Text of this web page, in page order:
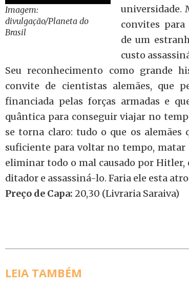
Imagem:
divulgação/Planeta do
Brasil
universidade.
convites para
de um
custo
Seu reconhecimento como grande
convite de cientistas alemães, que
financiada pelas forças armadas e
quântica para conseguir viajar no
se torna claro: tudo o que os alemães
suficiente para voltar no tempo,
eliminar todo o mal causado por
ditador e assassiná-lo. Faria ele esta
Preço de Capa: 20,30 (Livraria Saraiva)
LEIA TAMBÉM